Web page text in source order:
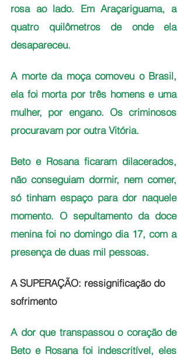
rosa ao lado. Em Araçariguama, a
quatro quilômetros de onde ela
desapareceu.
A morte da moça comoveu o Brasil,
ela foi morta por três homens e uma
mulher, por engano. Os criminosos
procuravam por outra Vitória.
Beto e Rosana ficaram dilacerados,
não conseguiam dormir, nem comer,
só tinham espaço para dor naquele
momento. O sepultamento da doce
menina foi no domingo dia 17, com a
presença de duas mil pessoas.
A SUPERAÇÃO: ressignificação do
sofrimento
A dor que transpassou o coração de
Beto e Rosana foi indescritível, eles